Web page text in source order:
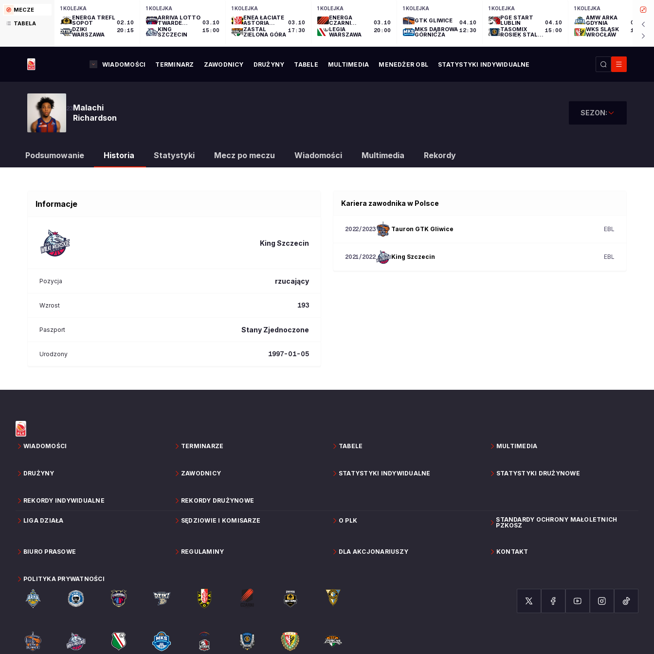
MECZE
TABELA
1 KOLEJKA
ENERGA TREFL
SOPOT
DZIKI
WARSZAWA
02.10
20:15
1 KOLEJKA
ARRIVA LOTTO
TWARDE
PIERNIKI
TORUŃ
KING
SZCZECIN
03.10
15:00
1 KOLEJKA
ENEA ŁACIATE
ASTORIA
BYDGOSZCZ
ZASTAL
ZIELONA GÓRA
03.10
17:30
1 KOLEJKA
ENERGA
CZARNI
SŁUPSK
LEGIA
WARSZAWA
03.10
20:00
1 KOLEJKA
GTK GLIWICE
MKS DĄBROWA
GÓRNICZA
04.10
12:30
1 KOLEJKA
PGE START
LUBLIN
TASOMIX
ROSIEK STAL
WIELKOPOLSKI
04.10
15:00
1 KOLEJKA
AMW ARKA
GDYNIA
WKS ŚLĄSK
WROCŁAW
04.10
17:30
WIADOMOŚCI TERMINARZ ZAWODNICY DRUŻYNY TABELE MULTIMEDIA MENEDŻER OBL STATYSTYKI INDYWIDUALNE
23Malachi
Richardson
SEZON:
Podsumowanie Historia Statystyki Mecz po meczu Wiadomości Multimedia Rekordy
Informacje
King Szczecin
Pozycja rzucający
Wzrost 193
Paszport Stany Zjednoczone
Urodzony 1997-01-05
Kariera zawodnika w Polsce
2022/2023 Tauron GTK Gliwice EBL
2021/2022 King Szczecin EBL
WIADOMOŚCI TERMINARZE TABELE MULTIMEDIA
DRUŻYNY ZAWODNICY STATYSTYKI INDYWIDUALNE STATYSTYKI DRUŻYNOWE
REKORDY INDYWIDUALNE REKORDY DRUŻYNOWE
LIGA DZIAŁA SĘDZIOWIE I KOMISARZE O PLK
STANDARDY OCHRONY MAŁOLETNICH
PZKOSZ
BIURO PRASOWE REGULAMINY DLA AKCJONARIUSZY KONTAKT
POLITYKA PRYWATNOŚCI